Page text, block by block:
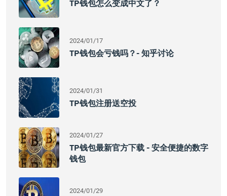
TP钱包怎么变成中文了？
2024/01/17
TP钱包会亏钱吗？- 知乎讨论
2024/01/31
TP钱包注册送空投
2024/01/27
TP钱包最新官方下载 - 安全便捷的数字
钱包
2024/01/29